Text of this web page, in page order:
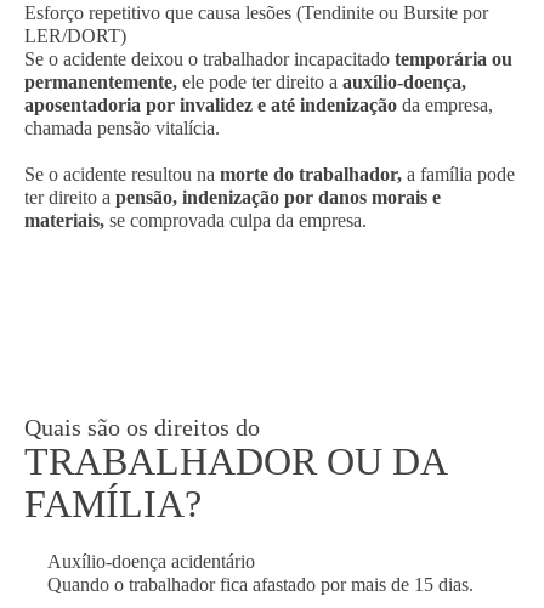
Esforço repetitivo que causa lesões (Tendinite ou Bursite por
LER/DORT)
Se o acidente deixou o trabalhador incapacitado temporária ou
permanentemente, ele pode ter direito a auxílio-doença,
aposentadoria por invalidez e até indenização da empresa,
chamada pensão vitalícia.
Se o acidente resultou na morte do trabalhador, a família pode
ter direito a pensão, indenização por danos morais e
materiais, se comprovada culpa da empresa.
Quais são os direitos do
TRABALHADOR OU DA
FAMÍLIA?
Auxílio-doença acidentário
Quando o trabalhador fica afastado por mais de 15 dias.